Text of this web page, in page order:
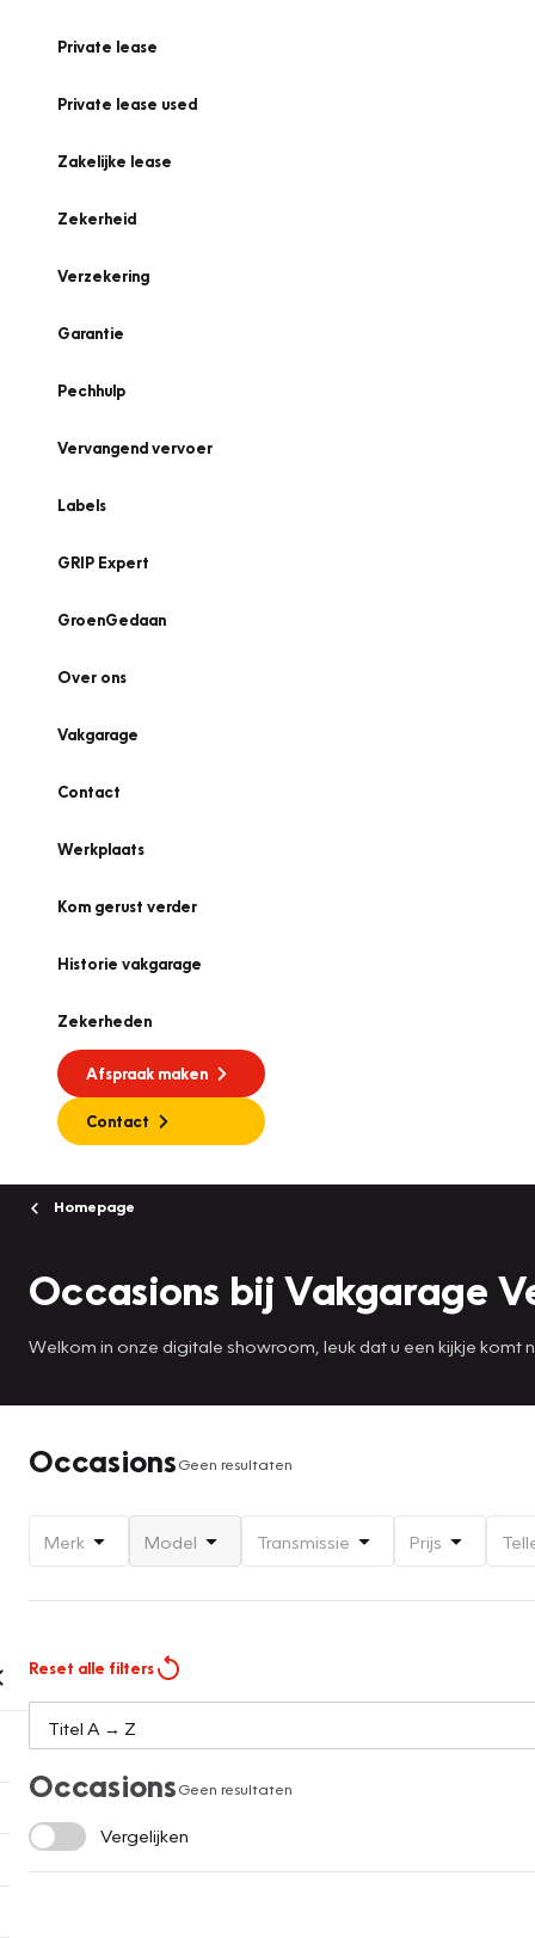
Private lease
Private lease used
Zakelijke lease
Zekerheid
Verzekering
Garantie
Pechhulp
Vervangend vervoer
Labels
GRIP Expert
GroenGedaan
Over ons
Vakgarage
Contact
Werkplaats
Kom gerust verder
Historie vakgarage
Zekerheden
Afspraak maken
Contact
Homepage
Occasions bij Vakgarage
Welkom in onze digitale showroom, leuk dat u een kijkje komt
OccasionsGeen resultaten
Merk Model Transmissie Prijs
Reset alle filters
OccasionsGeen resultaten
Vergelijken